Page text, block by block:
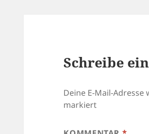
Schreibe
Deine E-Mail-
markiert